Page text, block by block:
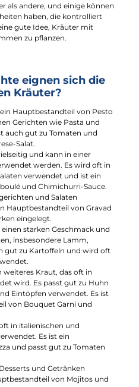
als andere, und einige können
haben, die kontrolliert
gute Idee, Kräuter mit
zu pflanzen.
eignen sich die
Kräuter?
Hauptbestandteil von Pesto
Gerichten wie Pasta und
auch gut zu Tomaten und
Salat.
und kann in einer
werden. Es wird oft in
verwendet und ist ein
und Chimichurri-Sauce.
und Salaten
Hauptbestandteil von Gravad
eingelegt.
starken Geschmack und
insbesondere Lamm,
gut zu Kartoffeln und wird oft
weiteres Kraut, das oft in
wird. Es passt gut zu Huhn
Eintöpfen verwendet. Es ist
von Bouquet Garni und
in italienischen und
Es ist ein
und passt gut zu Tomaten
und Getränken
von Mojitos und